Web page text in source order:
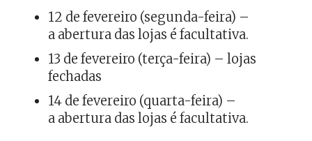
12 de fevereiro (segunda-feira) –
a abertura das lojas é facultativa.
13 de fevereiro (terça-feira) – lojas
fechadas
14 de fevereiro (quarta-feira) –
a abertura das lojas é facultativa.